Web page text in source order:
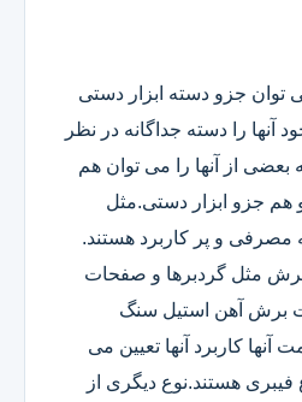
توان جزو دسته ابزار دستی
آنها را دسته جداگانه در نظر
از آنها را می توان هم
جزو ابزار دستی.مثل
و پر کاربرد هستند.
برش مثل گردبرها و صفحات
برش آهن استیل سنگ
آنها کاربرد آنها تعیین می
هستند.نوع دیگری از